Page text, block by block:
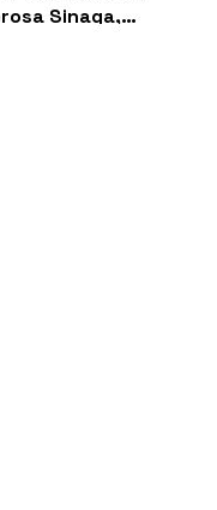
Sinaga,